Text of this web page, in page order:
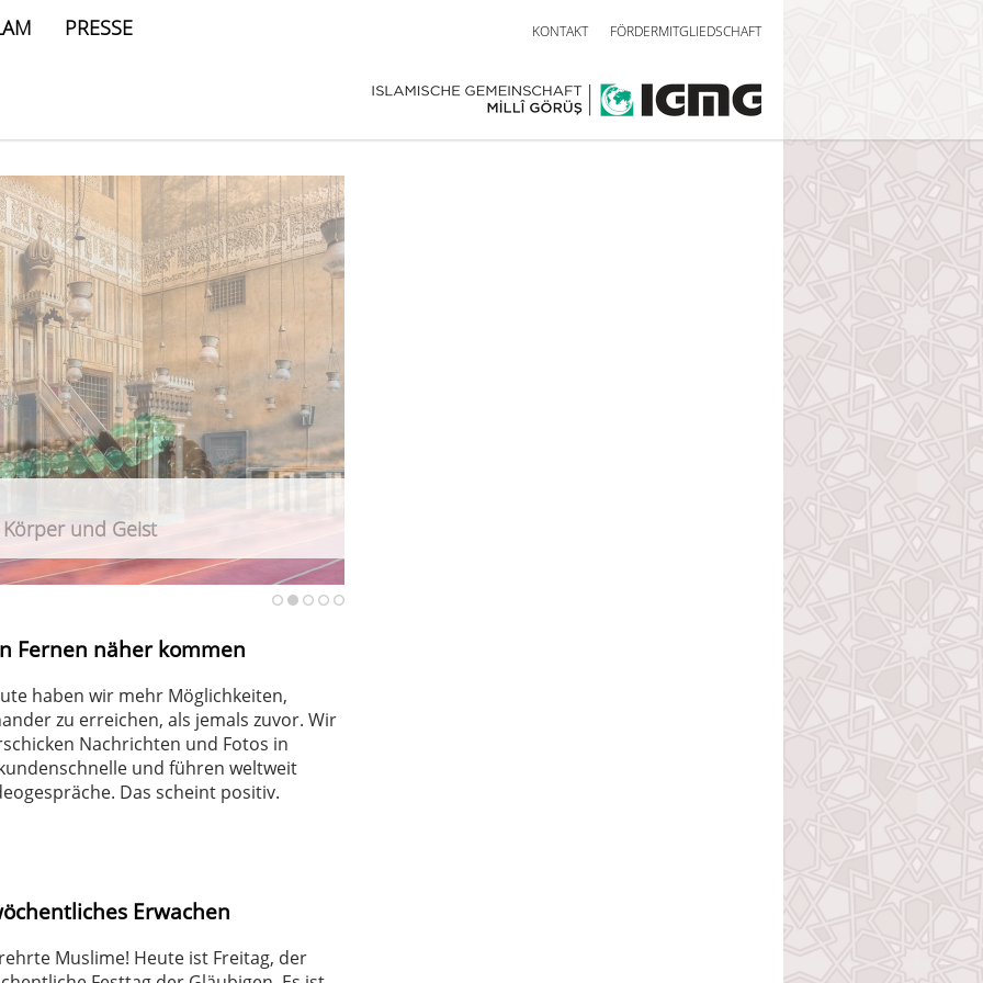
PRESSE KONTAKT FÖRDERMITGLIEDSCHAFT
und Geist
Angriff auf Berliner CSD
Fernen näher kommen
haben wir mehr Möglichkeiten,
zu erreichen, als jemals zuvor. Wir
Nachrichten und Fotos in
und führen weltweit
Das scheint positiv.
Erwachen
Muslime! Heute ist Freitag, der